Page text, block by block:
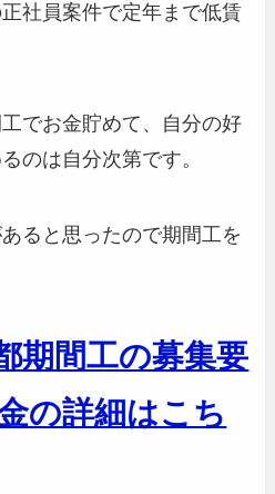
社員案件で定年まで低賃
でお金貯めて、自分の好
のは自分次第です。
ると思ったので期間工を
期間工の募集要
の詳細はこち